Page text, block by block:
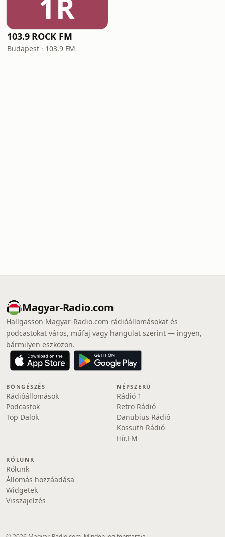
103.9 ROCK FM
Budapest · 103.9 FM
Magyar-Radio.com
Hallgasson Magyar-Radio.com rádióállomásokat és
podcastokat város, műfaj vagy hangulat szerint — ingyen,
bármilyen eszközön.
BÖNGÉSZÉS
Rádióállomások
Podcastok
Top Dalok
NÉPSZERŰ
Rádió 1
Retro Rádió
Danubius Rádió
Kossuth Rádió
Hír.FM
RÓLUNK
Rólunk
Állomás hozzáadása
Widgetek
Visszajelzés